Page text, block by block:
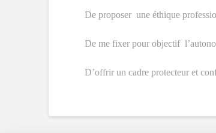
De proposer une éthique
De me fixer pour objectif
D’offrir un cadre protecteur et